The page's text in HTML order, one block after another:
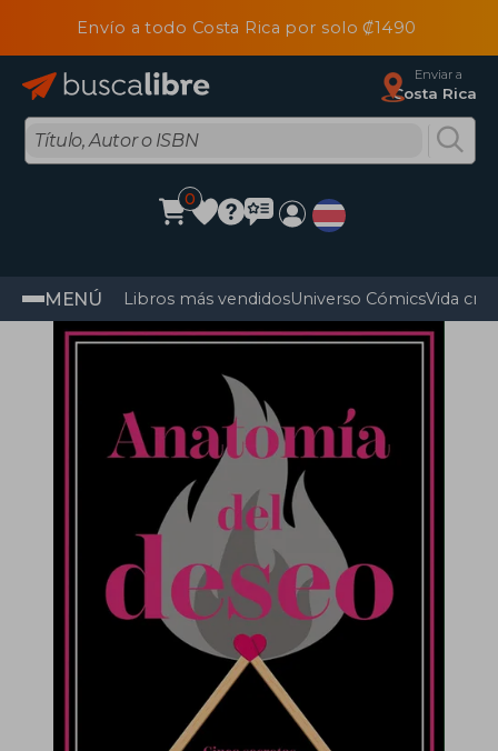
Envío a todo Costa Rica por solo ₡1490
Enviar a
Costa Rica
0
MENÚ Libros más vendidosUniverso CómicsVida